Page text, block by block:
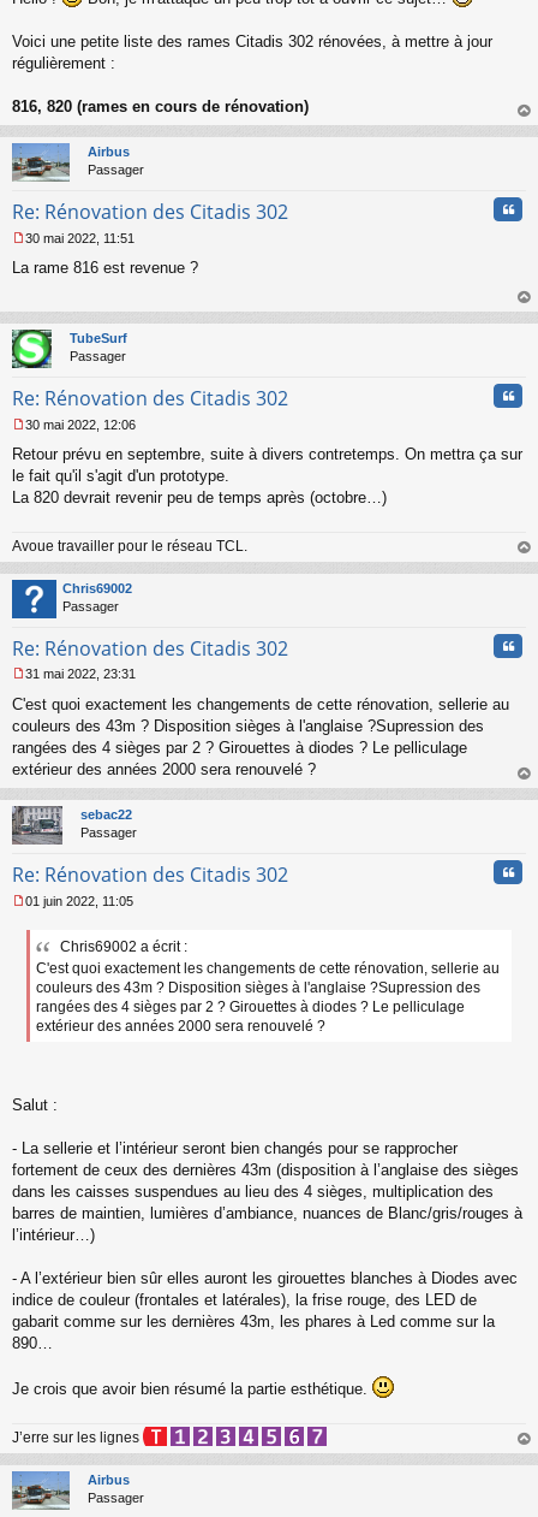
s
a
g
n
o
n
l
u
Voici une petite liste des rames Citadis 302 rénovées, à mettre à jour
régulièrement :
816, 820 (rames en cours de rénovation)
au
Airbus
Passager
Re: Rénovation des Citadis 302
e
a
g
e
o
l
u
30 mai 2022, 11:51
La rame 816 est revenue ?
au
TubeSurf
Passager
Re: Rénovation des Citadis 302
e
s
s
e
n
o
n
l
30 mai 2022, 12:06
Retour prévu en septembre, suite à divers contretemps. On mettra ça sur
le fait qu'il s'agit d'un prototype.
La 820 devrait revenir peu de temps après (octobre…)
Avoue travailler pour le réseau TCL.
au
Chris69002
Passager
Re: Rénovation des Citadis 302
e
s
s
g
n
o
l
u
31 mai 2022, 23:31
C'est quoi exactement les changements de cette rénovation, sellerie au
couleurs des 43m ? Disposition sièges à l'anglaise ?Supression des
rangées des 4 sièges par 2 ? Girouettes à diodes ? Le pelliculage
extérieur des années 2000 sera renouvelé ?
au
sebac22
Passager
Re: Rénovation des Citadis 302
e
n
u
01 juin 2022, 11:05
Chris69002 a écrit :
C'est quoi exactement les changements de cette rénovation, sellerie au
couleurs des 43m ? Disposition sièges à l'anglaise ?Supression des
rangées des 4 sièges par 2 ? Girouettes à diodes ? Le pelliculage
extérieur des années 2000 sera renouvelé ?
Salut :
- La sellerie et l’intérieur seront bien changés pour se rapprocher
fortement de ceux des dernières 43m (disposition à l’anglaise des sièges
dans les caisses suspendues au lieu des 4 sièges, multiplication des
barres de maintien, lumières d’ambiance, nuances de Blanc/gris/rouges à
l’intérieur…)
- A l’extérieur bien sûr elles auront les girouettes blanches à Diodes avec
indice de couleur (frontales et latérales), la frise rouge, des LED de
gabarit comme sur les dernières 43m, les phares à Led comme sur la
890…
Je crois que avoir bien résumé la partie esthétique.
J’erre sur les lignes
au
Airbus
Passager